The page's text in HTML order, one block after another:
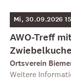
Mi, 30.09.2026
AWO-Treff
Ortsverein
Weitere